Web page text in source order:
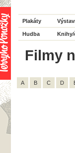
Plakáty
Hudba Knihy/
Filmy
A B C D